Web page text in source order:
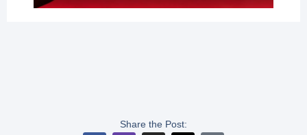
Share the Post: